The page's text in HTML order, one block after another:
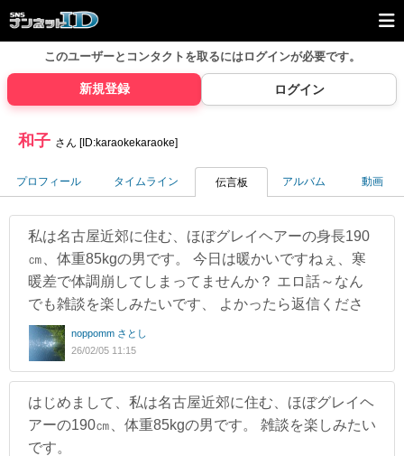
このユーザーとコンタクトを取るにはログインが必要です。
新規登録 ログイン
和子 さん [ID:karaokekaraoke]
プロフィール タイムライン 伝言板 アルバム 動画
私は名古屋近郊に住む、ほぼグレイヘアーの身長190
㎝、体重85kgの男です。 今日は暖かいですねぇ、寒
暖差で体調崩してしまってませんか？ エロ話～なん
でも雑談を楽しみたいです、 よかったら返信くださ
noppomm さとし
26/02/05 11:15
はじめまして、私は名古屋近郊に住む、ほぼグレイヘ
アーの190㎝、体重85kgの男です。 雑談を楽しみたい
です。